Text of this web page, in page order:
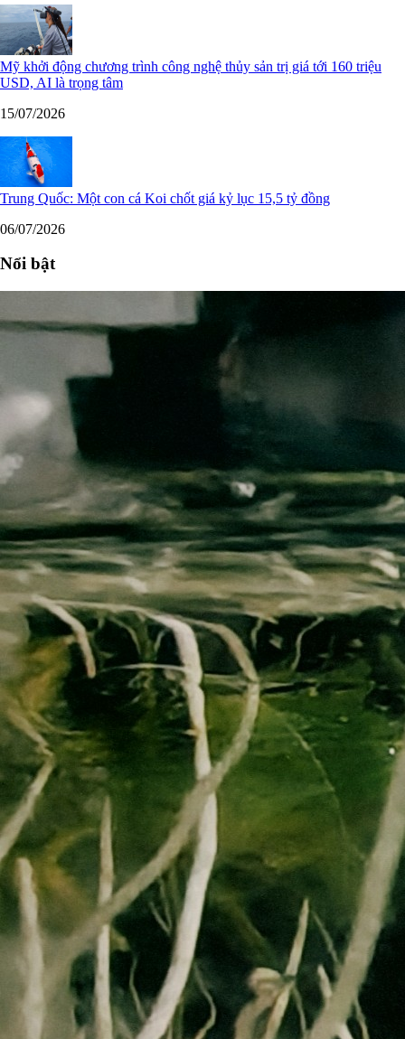
Mỹ khởi động chương trình công nghệ thủy sản trị giá tới 160 triệu
USD, AI là trọng tâm
15/07/2026
Trung Quốc: Một con cá Koi chốt giá kỷ lục 15,5 tỷ đồng
06/07/2026
Nổi bật